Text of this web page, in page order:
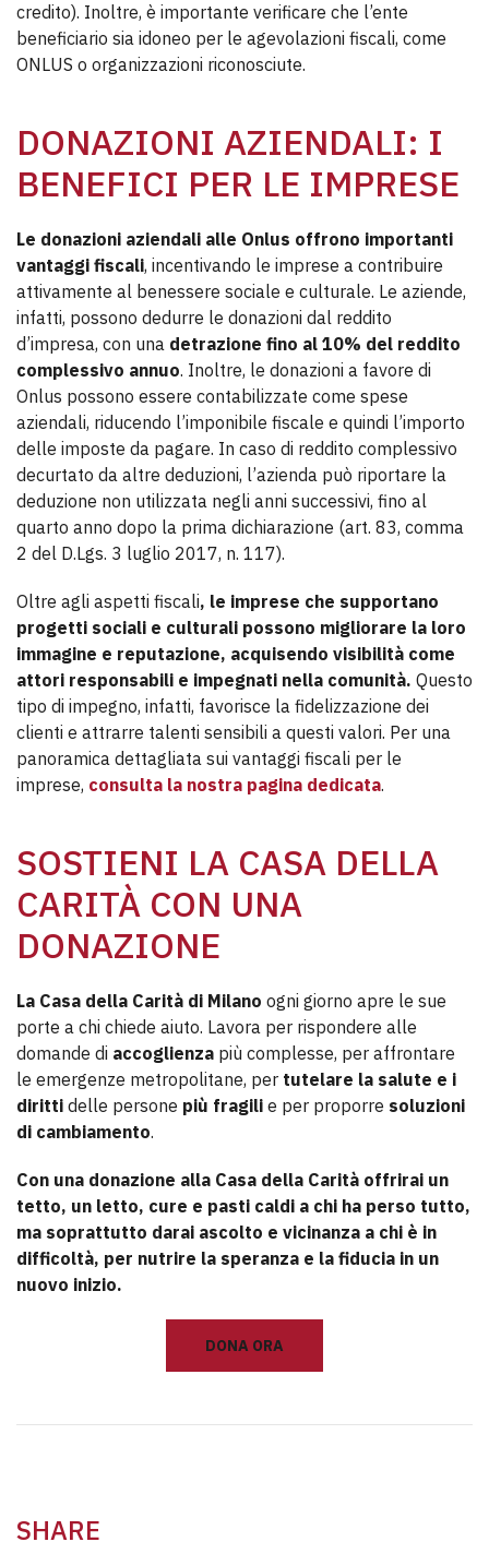
credito). Inoltre, è importante verificare che l’ente
beneficiario sia idoneo per le agevolazioni fiscali, come
ONLUS o organizzazioni riconosciute.
DONAZIONI AZIENDALI: I
BENEFICI PER LE IMPRESE
Le donazioni aziendali alle Onlus offrono importanti
vantaggi fiscali, incentivando le imprese a contribuire
attivamente al benessere sociale e culturale. Le aziende,
infatti, possono dedurre le donazioni dal reddito
d’impresa, con una detrazione fino al 10% del reddito
complessivo annuo. Inoltre, le donazioni a favore di
Onlus possono essere contabilizzate come spese
aziendali, riducendo l’imponibile fiscale e quindi l’importo
delle imposte da pagare. In caso di reddito complessivo
decurtato da altre deduzioni, l’azienda può riportare la
deduzione non utilizzata negli anni successivi, fino al
quarto anno dopo la prima dichiarazione (art. 83, comma
2 del D.Lgs. 3 luglio 2017, n. 117).
Oltre agli aspetti fiscali, le imprese che supportano
progetti sociali e culturali possono migliorare la loro
immagine e reputazione, acquisendo visibilità come
attori responsabili e impegnati nella comunità. Questo
tipo di impegno, infatti, favorisce la fidelizzazione dei
clienti e attrarre talenti sensibili a questi valori. Per una
panoramica dettagliata sui vantaggi fiscali per le
imprese, consulta la nostra pagina dedicata.
SOSTIENI LA CASA DELLA
CARITÀ CON UNA
DONAZIONE
La Casa della Carità di Milano ogni giorno apre le sue
porte a chi chiede aiuto. Lavora per rispondere alle
domande di accoglienza più complesse, per affrontare
le emergenze metropolitane, per tutelare la salute e i
diritti delle persone più fragili e per proporre soluzioni
di cambiamento.
Con una donazione alla Casa della Carità offrirai un
tetto, un letto, cure e pasti caldi a chi ha perso tutto,
ma soprattutto darai ascolto e vicinanza a chi è in
difficoltà, per nutrire la speranza e la fiducia in un
nuovo inizio.
DONA ORA
SHARE